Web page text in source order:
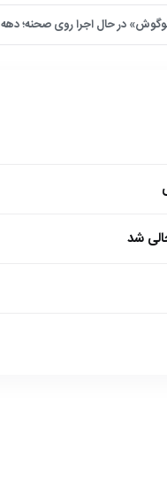
در حال اجرا روی صحنه؛ دهه 50 ←
شد